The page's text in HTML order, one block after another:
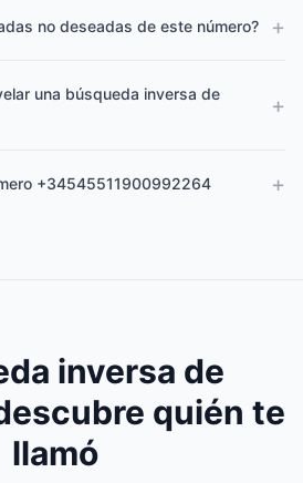
no deseadas de este número? +
una búsqueda inversa de
+
+34545511900992264 +
inversa de
quién te
llamó